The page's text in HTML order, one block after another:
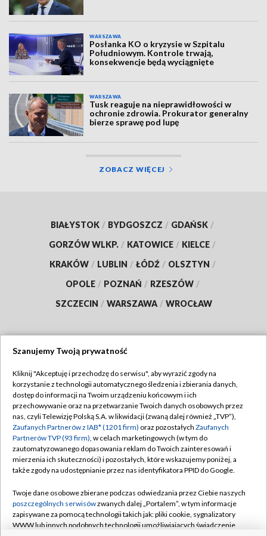
WARSZAWA
Posłanka KO o kryzysie w Szpitalu
Południowym. Kontrole trwają,
konsekwencje będą wyciągnięte
WARSZAWA
Tusk reaguje na nieprawidłowości w
ochronie zdrowia. Prokurator generalny
bierze sprawę pod lupę
ZOBACZ WIĘCEJ
BIAŁYSTOK / BYDGOSZCZ / GDAŃSK /
GORZÓW WLKP. / KATOWICE / KIELCE /
KRAKÓW / LUBLIN / ŁÓDŹ / OLSZTYN /
OPOLE / POZNAŃ / RZESZÓW /
SZCZECIN / WARSZAWA / WROCŁAW
TVP
Abonament TVP
Emisja w TVP
Centrum informacji TVP
Naziemna Telewizja Cyfrowa
Rada Programowa
System NOS
Regulamin TVP
Polityka prywatności
Moje zgody
Pomoc
Kontakt
Szanujemy Twoją prywatność
Kliknij "Akceptuję i przechodzę do serwisu", aby wyrazić zgody na
korzystanie z technologii automatycznego śledzenia i zbierania danych,
dostęp do informacji na Twoim urządzeniu końcowym i ich
przechowywanie oraz na przetwarzanie Twoich danych osobowych przez
nas, czyli Telewizję Polską S.A. w likwidacji (zwaną dalej również „TVP”),
Zaufanych Partnerów z IAB* (1201 firm) oraz pozostałych Zaufanych
Partnerów TVP (93 firm), w celach marketingowych (w tym do
zautomatyzowanego dopasowania reklam do Twoich zainteresowań i
mierzenia ich skuteczności) i pozostałych, które wskazujemy poniżej, a
także zgody na udostępnianie przez nas identyfikatora PPID do Google.
Twoje dane osobowe zbierane podczas odwiedzania przez Ciebie naszych
poszczególnych serwisówzwanych dalej „Portalem”, w tym informacje
zapisywane za pomocą technologii takich jak: pliki cookie, sygnalizatory
WWW lub innych podobnych technologii umożliwiających świadczenie